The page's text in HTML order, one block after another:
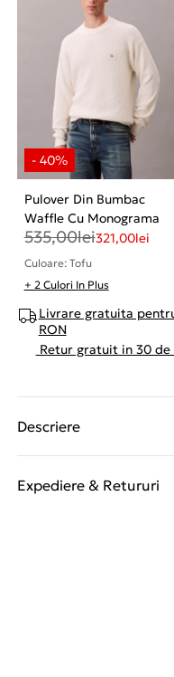
Pulover Din Bumbac
Waffle Cu Monograma
535,00lei321,00lei
Culoare: Tofu
+ 2 Culori In Plus
Livrare gratuita
RON
Retur gratuit in 30 de
Descriere
Expediere & Retururi